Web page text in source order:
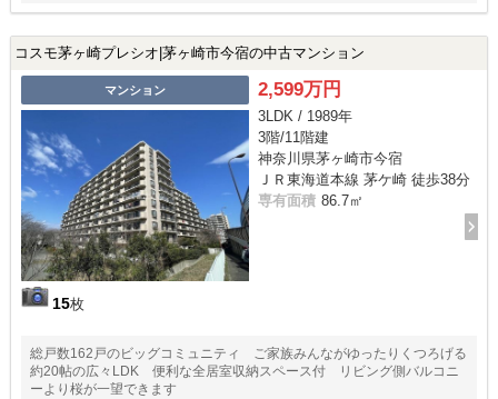
コスモ茅ヶ崎プレシオ|茅ヶ崎市今宿の中古マンション
マンション
15枚
2,599万円
3LDK / 1989年
3階/11階建
神奈川県茅ヶ崎市今宿
ＪＲ東海道本線 茅ケ崎 徒歩38分
専有面積 86.7㎡
総戸数162戸のビッグコミュニティ ご家族みんながゆったりくつろげる
約20帖の広々LDK 便利な全居室収納スペース付 リビング側バルコニ
ーより桜が一望できます